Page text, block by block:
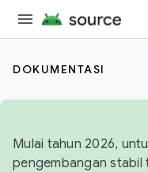
DOKUMENTASI
Mulai tahun 2026,
pengembangan stabil